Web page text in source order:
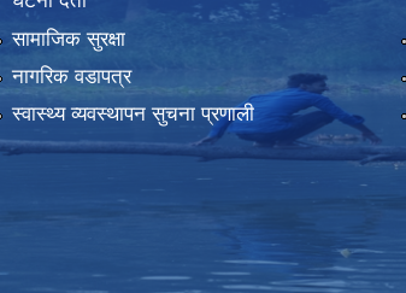
सामाजिक सुरक्षा
नागरिक वडापत्र
स्वास्थ्य व्यवस्थापन सुचना प्रणाली